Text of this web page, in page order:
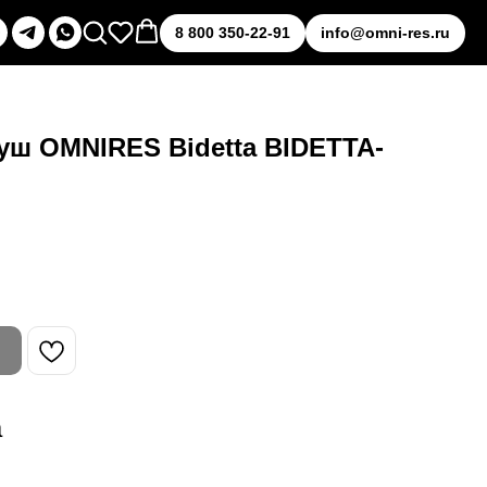
8 800 350-22-91 info@omni-res.ru
OMNIRES Bidetta BIDETTA-